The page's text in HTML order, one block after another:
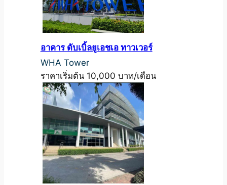
อาคาร ดับเบิ้ลยูเอชเอ ทาวเวอร์
WHA Tower
ราคาเริ่มต้น 10,000 บาท/เดือน